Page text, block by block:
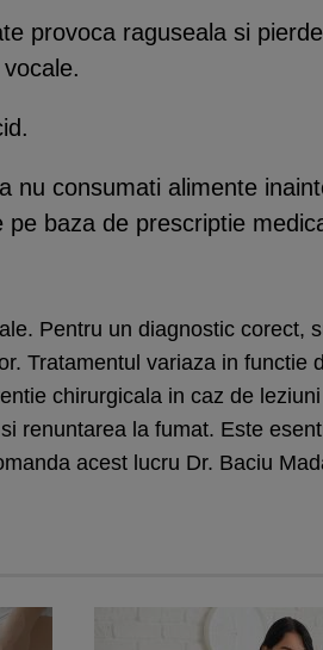
provoca raguseala si
nu consumati alimente
baza de prescriptie
Pentru un diagnostic corect,
Tratamentul variaza in functie
chirurgicala in caz de leziuni
renuntarea la fumat. Este
acest lucru Dr. Baciu